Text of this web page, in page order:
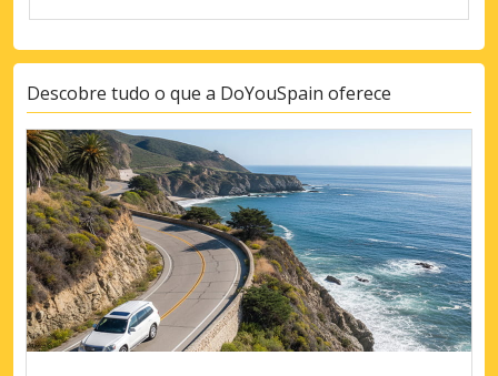
Descobre tudo o que a DoYouSpain oferece